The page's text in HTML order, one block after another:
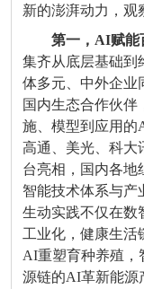
新的澎湃动力，观
第一， AI赋能
集齐从底层基础到
体多元、中外企业
国内生态合作伙伴
施、模型到应用的
高通、美光、科大
台亮相，国内各地
智能技术体系与产
生动实践不仅在数
工业化，健康生活
AI重塑育种养殖，
源链的AI革新能源